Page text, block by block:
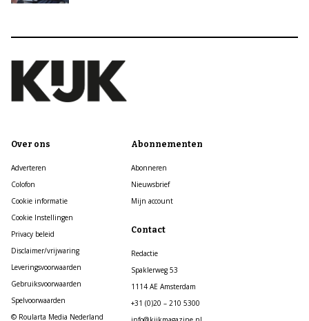
Over ons
Adverteren
Colofon
Cookie informatie
Cookie Instellingen
Privacy beleid
Disclaimer/vrijwaring
Leveringsvoorwaarden
Gebruiksvoorwaarden
Spelvoorwaarden
© Roularta Media Nederland
Abonnementen
Abonneren
Nieuwsbrief
Mijn account
Contact
Redactie
Spaklerweg 53
1114 AE Amsterdam
+31 (0)20 – 210 5300